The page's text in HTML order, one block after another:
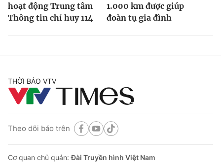
hoạt động Trung tâm
Thông tin chỉ huy 114
1.000 km được giúp
đoàn tụ gia đình
THỜI BÁO VTV
Theo dõi báo trên
Cơ quan chủ quản:Đài Truyền hình Việt Nam